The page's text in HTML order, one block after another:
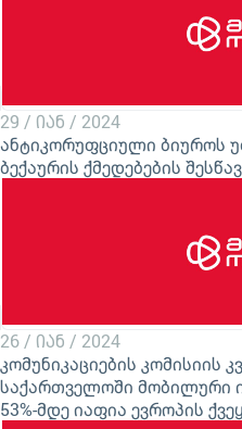
29 / იან / 2024
ანტიკორუფციული ბიუროს
ბექაურის ქმედებების
26 / იან / 2024
კომუნიკაციების კომისიის
საქართველოში მობილური
53%-მდე იაფია ევროპის